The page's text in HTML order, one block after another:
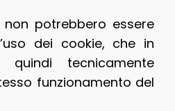
non potrebbero essere
dei cookie, che in
tecnicamente
funzionamento del